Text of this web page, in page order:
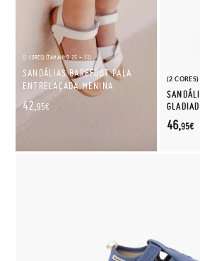
(2 CORES) (TAMANHO 25 - 32)
SANDÁLIAS BAREFOOT PALA
ENTRELAÇADA MENINA
42, 95€
(2
46,95€